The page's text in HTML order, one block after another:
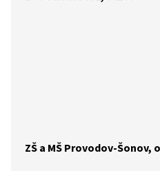
ZŠ a MŠ Provodov-Šonov,